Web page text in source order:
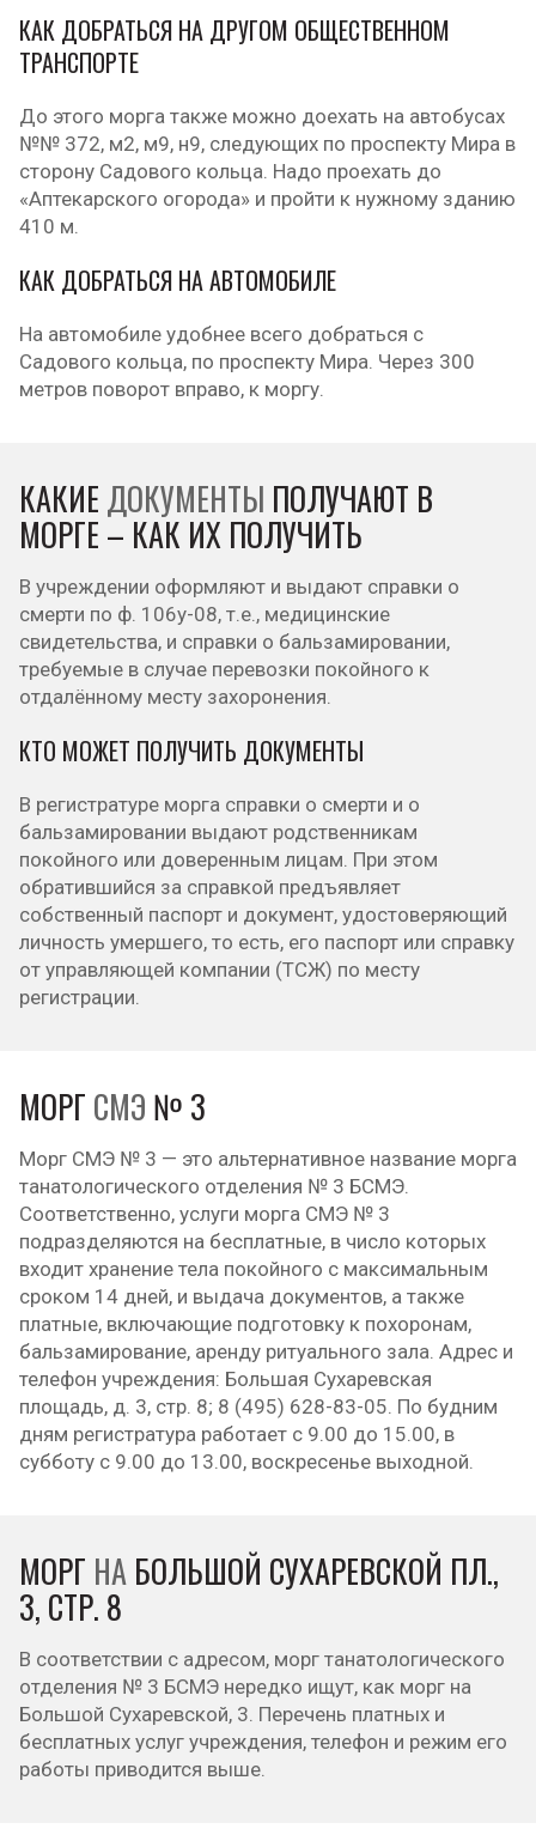
КАК ДОБРАТЬСЯ НА ДРУГОМ ОБЩЕСТВЕННОМ
ТРАНСПОРТЕ
До этого морга также можно доехать на автобусах
№№ 372, м2, м9, н9, следующих по проспекту Мира в
сторону Садового кольца. Надо проехать до
«Аптекарского огорода» и пройти к нужному зданию
410 м.
КАК ДОБРАТЬСЯ НА АВТОМОБИЛЕ
На автомобиле удобнее всего добраться с
Садового кольца, по проспекту Мира. Через 300
метров поворот вправо, к моргу.
КАКИЕ ДОКУМЕНТЫ ПОЛУЧАЮТ В
МОРГЕ – КАК ИХ ПОЛУЧИТЬ
В учреждении оформляют и выдают справки о
смерти по ф. 106у-08, т.е., медицинские
свидетельства, и справки о бальзамировании,
требуемые в случае перевозки покойного к
отдалённому месту захоронения.
КТО МОЖЕТ ПОЛУЧИТЬ ДОКУМЕНТЫ
В регистратуре морга справки о смерти и о
бальзамировании выдают родственникам
покойного или доверенным лицам. При этом
обратившийся за справкой предъявляет
собственный паспорт и документ, удостоверяющий
личность умершего, то есть, его паспорт или справку
от управляющей компании (ТСЖ) по месту
регистрации.
МОРГ СМЭ № 3
Морг СМЭ № 3 — это альтернативное название морга
танатологического отделения № 3 БСМЭ.
Соответственно, услуги морга СМЭ № 3
подразделяются на бесплатные, в число которых
входит хранение тела покойного с максимальным
сроком 14 дней, и выдача документов, а также
платные, включающие подготовку к похоронам,
бальзамирование, аренду ритуального зала. Адрес и
телефон учреждения: Большая Сухаревская
площадь, д. 3, стр. 8; 8 (495) 628-83-05. По будним
дням регистратура работает с 9.00 до 15.00, в
субботу с 9.00 до 13.00, воскресенье выходной.
МОРГ НА БОЛЬШОЙ СУХАРЕВСКОЙ ПЛ.,
3, СТР. 8
В соответствии с адресом, морг танатологического
отделения № 3 БСМЭ нередко ищут, как морг на
Большой Сухаревской, 3. Перечень платных и
бесплатных услуг учреждения, телефон и режим его
работы приводится выше.